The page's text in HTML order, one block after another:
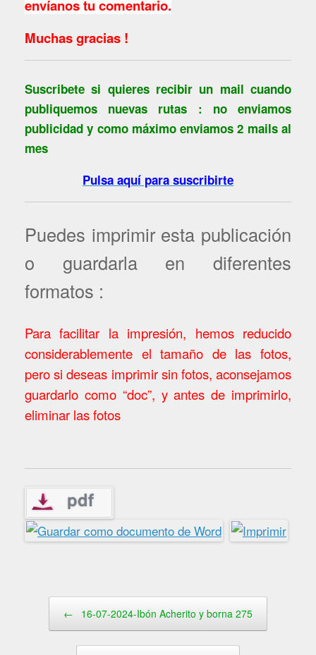
envíanos tu comentario.
Muchas gracias !
Suscribete si quieres recibir un mail cuando
publiquemos nuevas rutas : no enviamos
publicidad y como máximo enviamos 2 mails al
mes
Pulsa aquí para suscribirte
Puedes imprimir esta publicación
o guardarla en diferentes
formatos :
Para facilitar la impresión, hemos reducido
considerablemente el tamaño de las fotos,
pero si deseas imprimir sin fotos, aconsejamos
guardarlo como “doc”, y antes de imprimirlo,
eliminar las fotos
← 16-07-2024-Ibón Acherito y borna 275